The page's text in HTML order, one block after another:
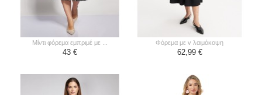
μίντι φόρεμα εμπριμέ με ...
43 €
φόρεμα με v λαιμόκοψη
62,99 €